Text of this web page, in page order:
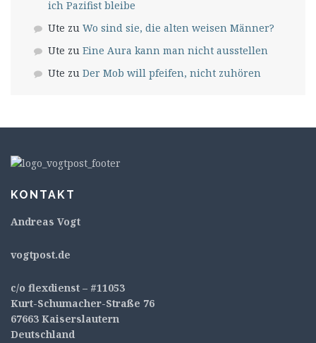
ich Pazifist bleibe
Ute zu Wo sind sie, die alten weisen Männer?
Ute zu Eine Aura kann man nicht ausstellen
Ute zu Der Mob will pfeifen, nicht zuhören
KONTAKT
Andreas Vogt
vogtpost.de
c/o flexdienst – #11053
Kurt-Schumacher-Straße 76
67663 Kaiserslautern
Deutschland